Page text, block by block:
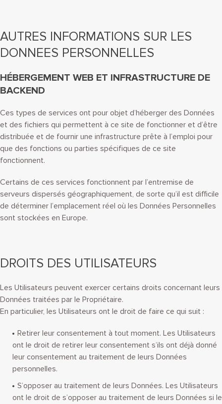
AUTRES INFORMATIONS SUR LES
DONNEES PERSONNELLES
HÉBERGEMENT WEB ET INFRASTRUCTURE DE
BACKEND
Ces types de services ont pour objet d’héberger des Données
et des fichiers qui permettent à ce site de fonctionner et d’être
distribuée et de fournir une infrastructure prête à l’emploi pour
que des fonctions ou parties spécifiques de ce site
fonctionnent.
Certains de ces services fonctionnent par l’entremise de
serveurs dispersés géographiquement, de sorte qu’il est difficile
de déterminer l’emplacement réel où les Données Personnelles
sont stockées en Europe.
DROITS DES UTILISATEURS
Les Utilisateurs peuvent exercer certains droits concernant leurs
Données traitées par le Propriétaire.
En particulier, les Utilisateurs ont le droit de faire ce qui suit :
Retirer leur consentement à tout moment. Les Utilisateurs
ont le droit de retirer leur consentement s’ils ont déjà donné
leur consentement au traitement de leurs Données
personnelles.
S’opposer au traitement de leurs Données. Les Utilisateurs
ont le droit de s’opposer au traitement de leurs Données si le